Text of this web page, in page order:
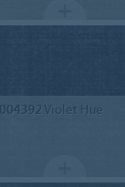
004392 Violet Hue